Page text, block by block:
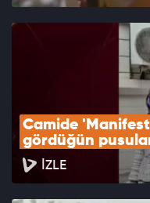
Camide
gördüğün
İZLE